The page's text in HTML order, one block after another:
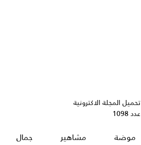
تحميل المجلة الاكترونية
عدد 1098
موضة مشاهير جمال